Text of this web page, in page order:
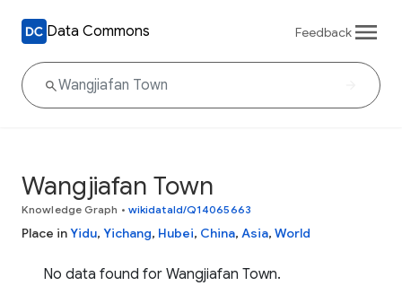
Data Commons Feedback
Wangjiafan Town
Knowledge Graph • wikidataId/Q14065663
Place inYidu, Yichang, Hubei, China, Asia, World
No data found for Wangjiafan Town.